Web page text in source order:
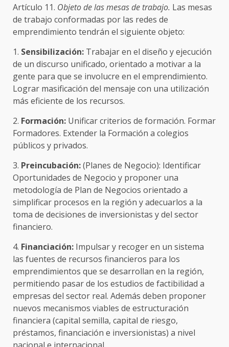
Artículo 11. Objeto de las mesas de trabajo. Las mesas
de trabajo conformadas por las redes de
emprendimiento tendrán el siguiente objeto:
1. Sensibilización: Trabajar en el diseño y ejecución
de un discurso unificado, orientado a motivar a la
gente para que se involucre en el emprendimiento.
Lograr masificación del mensaje con una utilización
más eficiente de los recursos.
2. Formación: Unificar criterios de formación. Formar
Formadores. Extender la Formación a colegios
públicos y privados.
3. Preincubación:(Planes de Negocio): Identificar
Oportunidades de Negocio y proponer una
metodología de Plan de Negocios orientado a
simplificar procesos en la región y adecuarlos a la
toma de decisiones de inversionistas y del sector
financiero.
4. Financiación: Impulsar y recoger en un sistema
las fuentes de recursos financieros para los
emprendimientos que se desarrollan en la región,
permitiendo pasar de los estudios de factibilidad a
empresas del sector real. Además deben proponer
nuevos mecanismos viables de estructuración
financiera (capital semilla, capital de riesgo,
préstamos, financiación e inversionistas) a nivel